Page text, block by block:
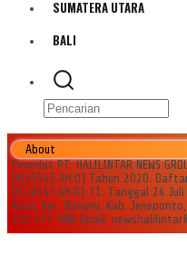
SUMATERA UTARA
BALI
About
Penerbit PT. HALILINTAR NEWS
0035545.AH.01.Tahun 2020.
0120147.AH.01.11. Tanggal 24
Kota, Kec. Binamu, Kab.
355 177 988 Email: